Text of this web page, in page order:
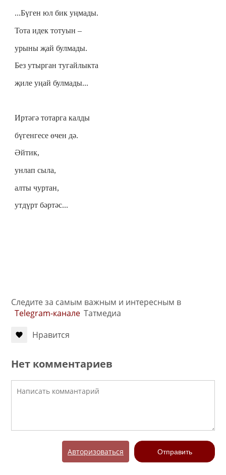
...Бүген юл бик уңмады.
Тота идек тотуын –
урыны җай булмады.
Без утырган тугайлыкта
җиле уңай булмады...
Иртәгә тотарга калды
бүгенгесе өчен дә.
Әйтик,
унлап сыла,
алты чуртан,
утдүрт бәртәс...
Следите за самым важным и интересным в
Telegram-канале Татмедиа
Нравится
Нет комментариев
Авторизоваться Отправить